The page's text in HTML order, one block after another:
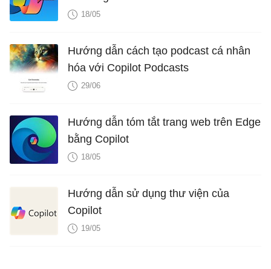
18/05
Hướng dẫn cách tạo podcast cá nhân
hóa với Copilot Podcasts
29/06
Hướng dẫn tóm tắt trang web trên Edge
bằng Copilot
18/05
Hướng dẫn sử dụng thư viện của
Copilot
19/05